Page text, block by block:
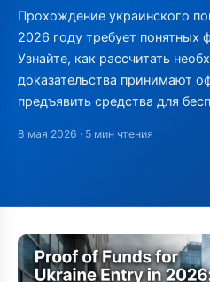
Прохождение украинского
2026 году требует понятных
Узнайте, как рассчитать
доказательства принимают
предъявить средства для
8 мая 2026 · 5 мин чтения